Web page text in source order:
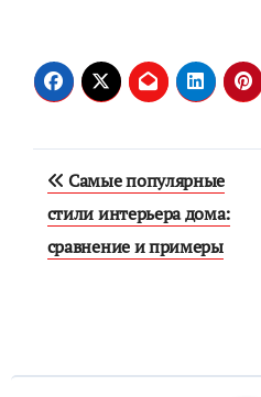
Навигация
по
записям
Самые популярные
стили интерьера дома:
сравнение и примеры